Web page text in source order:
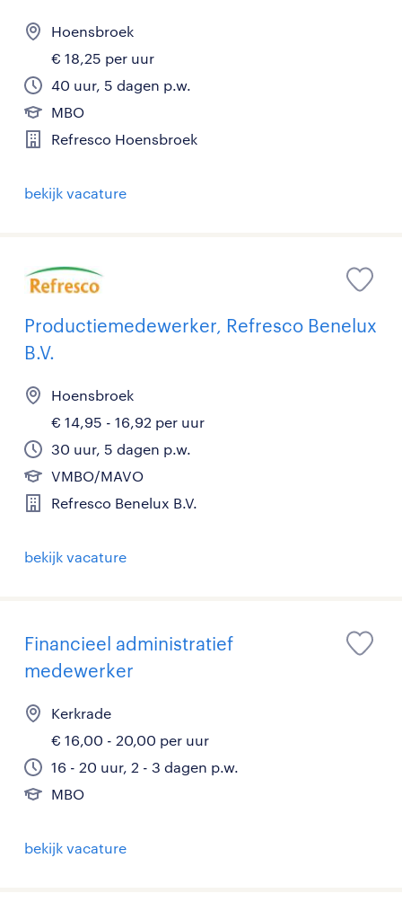
Hoensbroek
€ 18,25 per uur
40 uur, 5 dagen p.w.
MBO
Refresco Hoensbroek
bekijk vacature
Productiemedewerker, Refresco Benelux
B.V.
Hoensbroek
€ 14,95 - 16,92 per uur
30 uur, 5 dagen p.w.
VMBO/MAVO
Refresco Benelux B.V.
bekijk vacature
Financieel administratief
medewerker
Kerkrade
€ 16,00 - 20,00 per uur
16 - 20 uur, 2 - 3 dagen p.w.
MBO
bekijk vacature